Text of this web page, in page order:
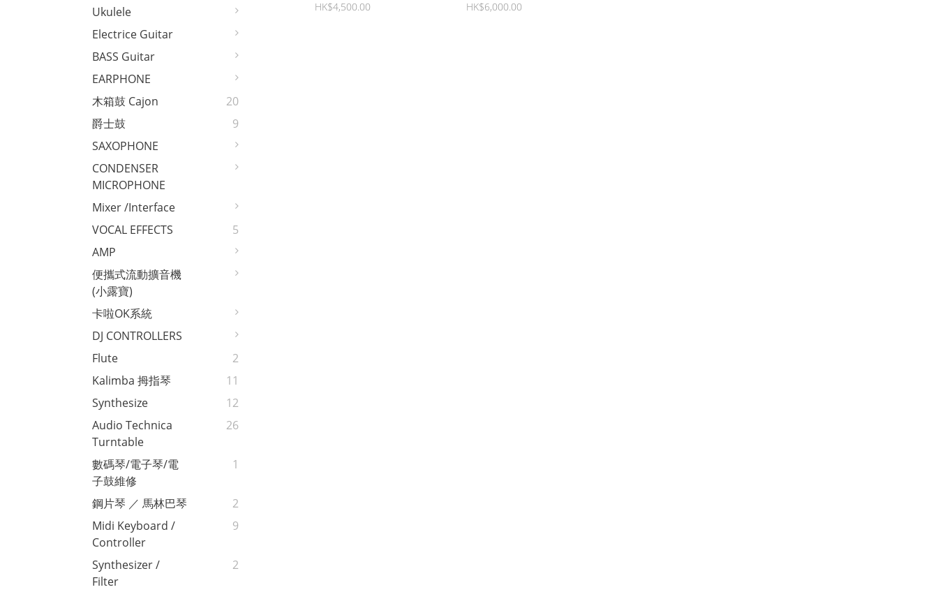
Ukulele
Electrice Guitar
BASS Guitar
EARPHONE
木箱鼓 Cajon
20
爵士鼓
9
SAXOPHONE
CONDENSER
MICROPHONE
Mixer /interface
VOCAL EFFECTS
5
AMP
便攜式流動擴音機
(小露寶)
卡啦OK系統
DJ CONTROLLERS
Flute
2
Kalimba 拇指琴
11
Synthesize
12
Audio Technica
Turntable
26
數碼琴/電子琴/電
子鼓維修
1
鋼片琴 ／ 馬林巴琴
2
Midi Keyboard /
Controller
9
Synthesizer /
Filter
2
HK$4,500.00
X2 WIRELESS
HK$6,000.00